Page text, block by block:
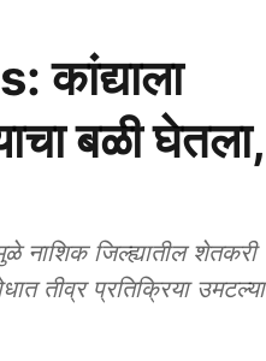
बळी घेतला,
नाशिक जिल्ह्यातील शेतकरी
तीव्र प्रतिक्रिया उमटल्या